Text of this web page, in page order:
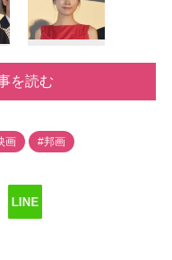
を読む
画 #邦画